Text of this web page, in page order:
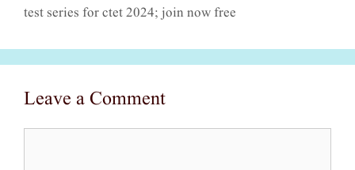
test series for ctet 2024; join now free
Leave a Comment